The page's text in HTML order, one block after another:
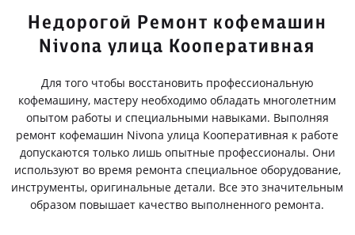
Недорогой Ремонт кофемашин
Nivona улица Кооперативная
Для того чтобы восстановить профессиональную
кофемашину, мастеру необходимо обладать многолетним
опытом работы и специальными навыками. Выполняя
ремонт кофемашин Nivona улица Кооперативная к работе
допускаются только лишь опытные профессионалы. Они
используют во время ремонта специальное оборудование,
инструменты, оригинальные детали. Все это значительным
образом повышает качество выполненного ремонта.